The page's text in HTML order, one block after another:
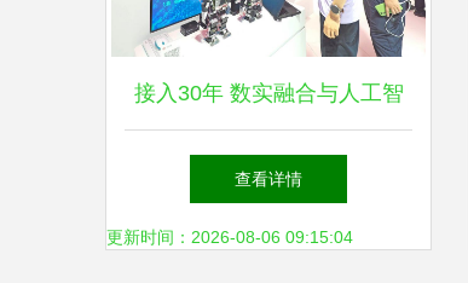
接入30年 数实融合与人工智
能的“类人”进化
查看详情
更新时间：2026-08-06 09:15:04